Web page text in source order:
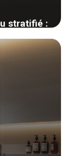
stratifié :
de sol